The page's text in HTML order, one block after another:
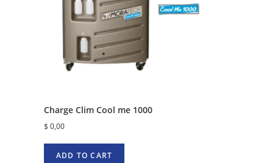
Charge Clim Cool me 1000
$ 0,00
ADD TO CART